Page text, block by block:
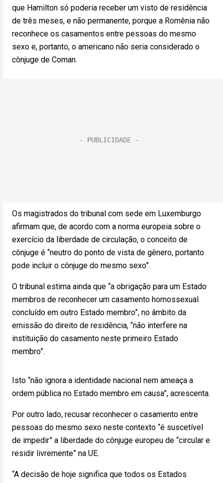
que Hamilton só poderia receber um visto de residência
de três meses, e não permanente, porque a Romênia não
reconhece os casamentos entre pessoas do mesmo
sexo e, portanto, o americano não seria considerado o
cônjuge de Coman.
Os magistrados do tribunal com sede em Luxemburgo
afirmam que, de acordo com a norma europeia sobre o
exercício da liberdade de circulação, o conceito de
cônjuge é “neutro do ponto de vista de gênero, portanto
pode incluir o cônjuge do mesmo sexo”.
O tribunal estima ainda que “a obrigação para um Estado
membros de reconhecer um casamento homossexual
concluído em outro Estado membro”, no âmbito da
emissão do direito de residência, “não interfere na
instituição do casamento neste primeiro Estado
membro”.
Isto “não ignora a identidade nacional nem ameaça a
ordem pública no Estado membro em causa”, acrescenta.
Por outro lado, recusar reconhecer o casamento entre
pessoas do mesmo sexo neste contexto “é suscetível
de impedir” a liberdade do cônjuge europeu de “circular e
residir livremente” na UE.
“A decisão de hoje significa que todos os Estados